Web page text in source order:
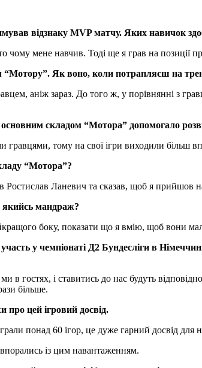
відзнаку MVP матчу. Яких навичок
мене навчив. Тоді ще я грав на позиції
Як воно, коли потрапляєш на
аніж зараз. До того ж, у порівнянні з
складом “Мотора” допомогало
тому на свої ігри виходили більш
“Мотора”?
Ланевич та сказав, щоб я прийшов
якийсь мандраж?
боку, показати що я вмію, щоб вони
у чемпіонаті Д2 Бундесліги в
гостях, і ставитись до нас будуть
більше.
цей ігровий досвід.
понад 60 ігор, це дуже гарний досвід для
із цим навантаженням.